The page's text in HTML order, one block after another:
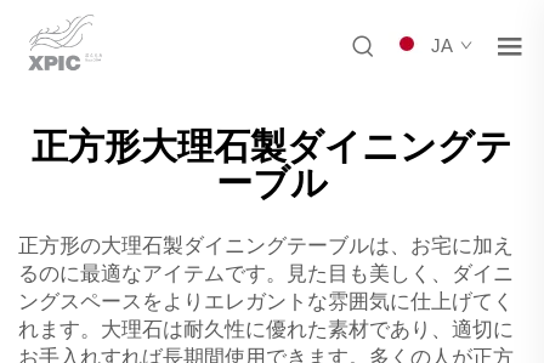
JA
正方形大理石製ダイニングテ
ーブル
正方形の大理石製ダイニングテーブルは、お宅に加え
るのに最適なアイテムです。見た目も美しく、ダイニ
ングスペースをよりエレガントな雰囲気に仕上げてく
れます。大理石は耐久性に優れた素材であり、適切に
お手入れすれば長期間使用できます。多くの人が正方